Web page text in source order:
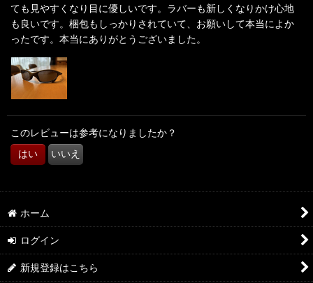
ても見やすくなり目に優しいです。ラバーも新しくなりかけ心地
も良いです。梱包もしっかりされていて、お願いして本当によか
ったです。本当にありがとうございました。
このレビューは参考になりましたか？
はい いいえ
ホーム
ログイン
新規登録はこちら